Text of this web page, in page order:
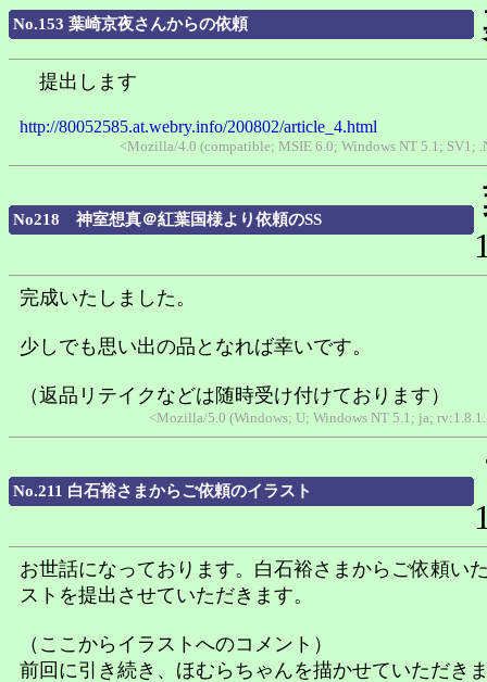
No.153 葉崎京夜さんからの依頼
提出します
http://80052585.at.webry.info/200802/article_4.html
<Mozilla/4.0 (compatible; MSIE 6.0; Windows NT 5.1; SV1;
No218 神室想真＠紅葉国様より依頼のSS
完成いたしました。
少しでも思い出の品となれば幸いです。
（返品リテイクなどは随時受け付けております）
<Mozilla/5.0 (Windows; U; Windows NT 5.1; ja;
No.211 白石裕さまからご依頼のイラスト
お世話になっております。白石裕さまからご依頼い
ストを提出させていただきます。
（ここからイラストへのコメント）
前回に引き続き、ほむらちゃんを描かせていただき